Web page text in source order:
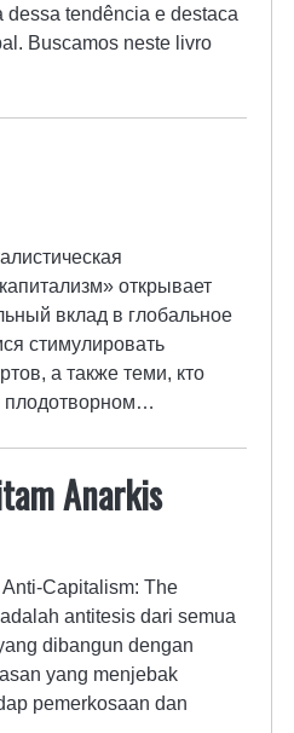
dessa tendência e destaca
Buscamos neste livro
открывает
вклад в глобальное
стимулировать
а также теми, кто
плодотворном…
Anarkis
Capitalism: The
antitesis dari semua
dibangun dengan
yang menjebak
pemerkosaan dan